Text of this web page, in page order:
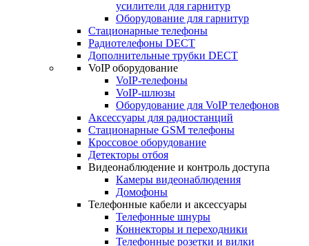
усилители для гарнитур
Оборудование для гарнитур
Стационарные телефоны
Радиотелефоны DECT
Дополнительные трубки DECT
VoIP оборудование
VoIP-телефоны
VoIP-шлюзы
Оборудование для VoIP телефонов
Аксессуары для радиостанций
Стационарные GSM телефоны
Кроссовое оборудование
Детекторы отбоя
Видеонаблюдение и контроль доступа
Камеры видеонаблюдения
Домофоны
Телефонные кабели и аксессуары
Телефонные шнуры
Коннекторы и переходники
Телефонные розетки и вилки